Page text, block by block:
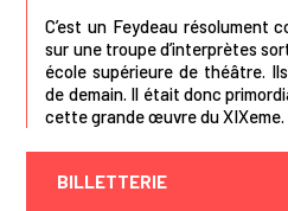
C’est un Feydeau résolument
sur une troupe d’interprètes
école supérieure de théâtre.
de demain. Il était donc
cette grande œuvre du XIXeme.
BILLETTERIE